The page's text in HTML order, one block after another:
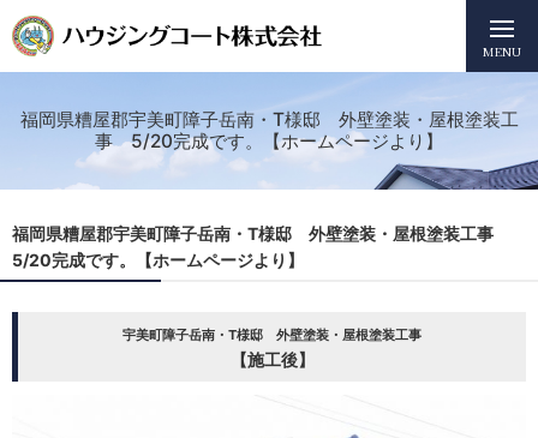
MENU
福岡県糟屋郡宇美町障子岳南・T様邸 外壁塗装・屋根塗装工
事 5/20完成です。【ホームページより】
福岡県糟屋郡宇美町障子岳南・T様邸 外壁塗装・屋根塗装工事
5/20完成です。【ホームページより】
宇美町障子岳南・T様邸 外壁塗装・屋根塗装工事
【施工後】